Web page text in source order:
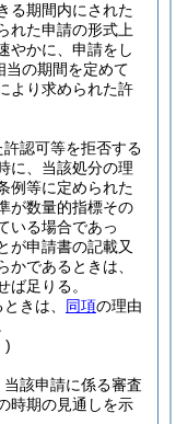
る期間内にされた
れた申請の形式上
やかに、申請をし
当の期間を定めて
より求められた許
認可等を拒否する
に、当該処分の理
例等に定められた
が数量的指標その
いる場合であっ
が申請書の記載又
であるときは、
足りる。
きは、 同項の理由
)
該申請に係る審査
時期の見通しを示